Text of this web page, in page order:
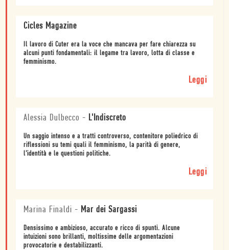
Cicles Magazine
Il lavoro di Cuter era la voce che mancava per fare chiarezza su
alcuni punti fondamentali: il legame tra lavoro, lotta di classe e
femminismo.
Leggi
Alessia Dulbecco - L'Indiscreto
Un saggio intenso e a tratti controverso, contenitore poliedrico di
riflessioni su temi quali il femminismo, la parità di genere,
l’identità e le questioni politiche.
Leggi
Marina Finaldi - Mar dei Sargassi
Densissimo e ambizioso, accurato e ricco di spunti. Alcune
intuizioni sono brillanti, moltissime delle argomentazioni
provocatorie e destabilizzanti.